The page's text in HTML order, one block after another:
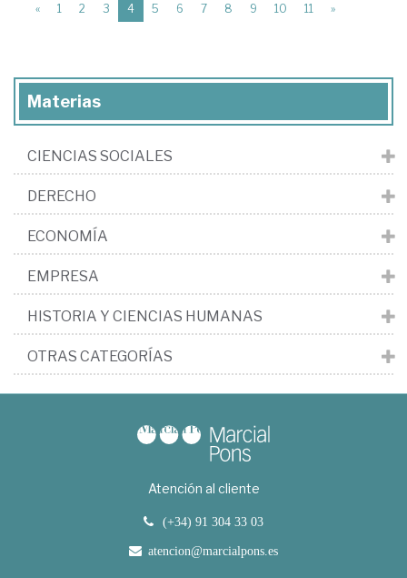
« 1 2 3 4(current)
5 6 7 8 9 10 11 »
Materias
CIENCIAS SOCIALES
DERECHO
ECONOMÍA
EMPRESA
HISTORIA Y CIENCIAS HUMANAS
OTRAS CATEGORÍAS
Atención al cliente
(+34) 91 304 33 03
atencion@marcialpons.es